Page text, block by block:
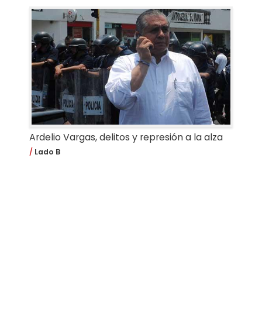
Ardelio Vargas, delitos y represión a la alza
Lado B